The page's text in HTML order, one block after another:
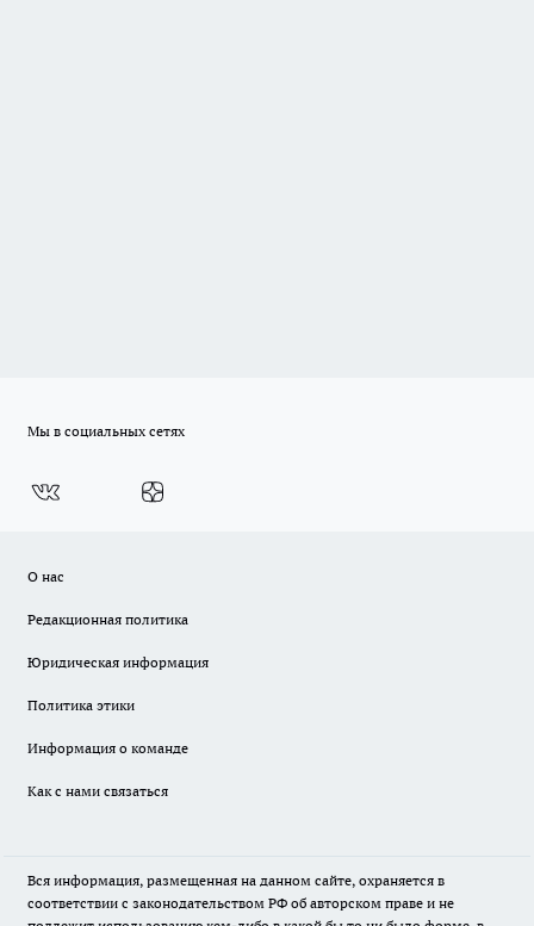
Мы в социальных сетях
О нас
Редакционная политика
Юридическая информация
Политика этики
Информация о команде
Как с нами связаться
Вся информация, размещенная на данном сайте, охраняется в
соответствии с законодательством РФ об авторском праве и не